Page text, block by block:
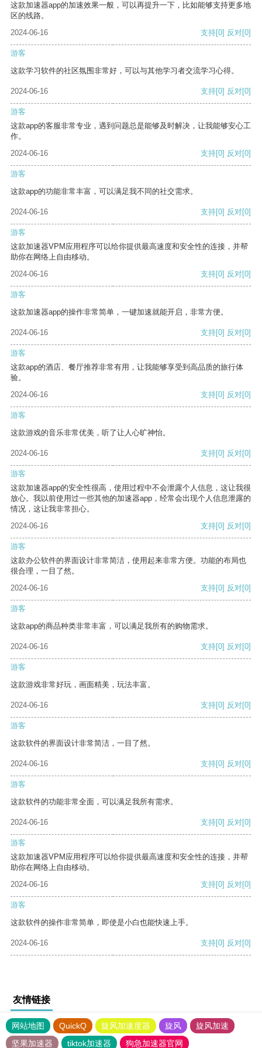
这款加速器app的加速效果一般，可以再提升一下，比如能够支持更多地
区的线路。
2024-06-16
支持[0] 反对[0]
游客
这款学习软件的社区氛围非常好，可以与其他学习者交流学习心得。
2024-06-16 支持[0] 反对[0]
游客
这款app的客服非常专业，遇到问题总是能够及时解决，让我能够安心工
作。
2024-06-16
支持[0] 反对[0]
游客
这款app的功能非常丰富，可以满足我不同的社交需求。
2024-06-16 支持[0] 反对[0]
游客
这款加速器VPM应用程序可以给你提供最高速度和安全性的连接，并帮
助你在网络上自由移动。
2024-06-16
支持[0] 反对[0]
游客
这款加速器app的操作非常简单，一键加速就能开启，非常方便。
2024-06-16 支持[0] 反对[0]
游客
这款app的酒店、餐厅推荐非常有用，让我能够享受到高品质的旅行体
验。
2024-06-16
支持[0] 反对[0]
游客
这款游戏的音乐非常优美，听了让人心旷神怡。
2024-06-16 支持[0] 反对[0]
游客
这款加速器app的安全性很高，使用过程中不会泄露个人信息，这让我很
放心。我以前使用过一些其他的加速器app，经常会出现个人信息泄露的
情况，这让我非常担心。
2024-06-16
支持[0] 反对[0]
游客
这款办公软件的界面设计非常简洁，使用起来非常方便。功能的布局也
很合理，一目了然。
2024-06-16
支持[0] 反对[0]
游客
这款app的商品种类非常丰富，可以满足我所有的购物需求。
2024-06-16 支持[0] 反对[0]
游客
这款游戏非常好玩，画面精美，玩法丰富。
2024-06-16 支持[0] 反对[0]
游客
这款软件的界面设计非常简洁，一目了然。
2024-06-16 支持[0] 反对[0]
游客
这款软件的功能非常全面，可以满足我所有需求。
2024-06-16 支持[0] 反对[0]
游客
这款加速器VPM应用程序可以给你提供最高速度和安全性的连接，并帮
助你在网络上自由移动。
2024-06-16
支持[0] 反对[0]
游客
这款软件的操作非常简单，即使是小白也能快速上手。
2024-06-16 支持[0] 反对[0]
友情链接
网站地图 QuickQ 旋风加速度器 旋风
旋风加速
坚果加速器
tiktok加速器 狗急加速器官网